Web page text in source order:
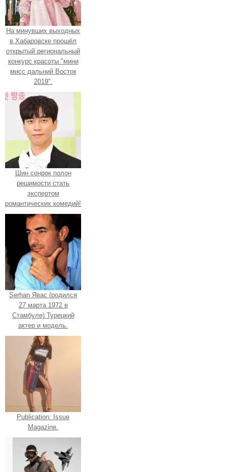
На минувших выходных
в Хабаровске прошёл
открытый региональный
конкурс красоты "мини
мисс дальний Восток
2019".
Шин сонрок полон
решимости стать
экспертом
романтических комедий!
Serhan Явас (родился
27 марта 1972 в
Стамбуле) Турецкий
актер и модель.
Publication: Issue
Magazine.